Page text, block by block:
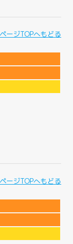
ージTOPへもどる
ージTOPへもどる